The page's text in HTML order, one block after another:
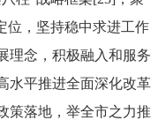
位，坚持稳中求进工作
理念，积极融入和服务
水平推进全面深化改革
策落地，举全市之力推